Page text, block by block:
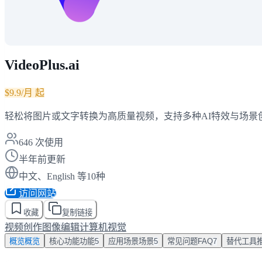
VideoPlus.ai
$9.9/月 起
轻松将图片或文字转换为高质量视频，支持多种AI特效与场景
646 次使用
半年前更新
中文、English 等10种
访问网站
收藏 复制链接
视频创作图像编辑计算机视觉
概览概览 核心功能功能5 应用场景场景5 常见问题 FAQ7 替代工具